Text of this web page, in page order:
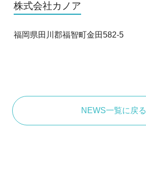
株式会社カノア
福岡県田川郡福智町金田582-5
NEWS一覧に戻る